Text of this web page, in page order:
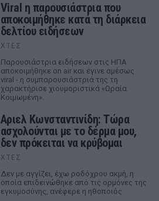
Viral η παρουσιάστρια που
αποκοιμήθηκε κατά τη διάρκεια
δελτίου ειδήσεων
ΧΤΕΣ
Παρουσιάστρια ειδήσεων στις ΗΠΑ
αποκοιμήθηκε on air και έγινε αμέσως
viral - η συμπαρουσιάστριά της τη
χαρακτήρισε χιουμοριστικά «Ωραία
Κοιμωμένη».
Αριελ Κωνσταντινίδη: Τώρα
ασχολούνται με το δέρμα μου,
δεν πρόκειται να κρύβομαι
ΧΤΕΣ
Δεν με αγγίζει, έχω ροδόχρου ακμή, η
οποία επιδεινώθηκε από τις ορμόνες της
εγκυμοσύνης, ανέφερε η ηθοποιός